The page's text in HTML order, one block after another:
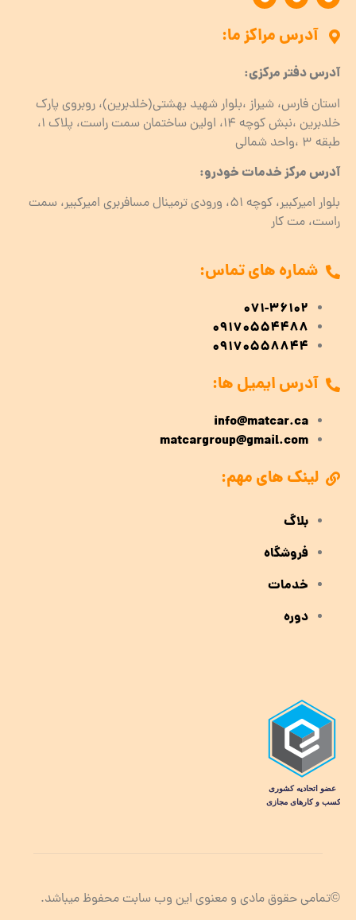
آدرس مراکز ما:
آدرس دفتر مرکزی:
استان فارس، شیراز ،بلوار شهید بهشتی(خلدبرین)، روبروی پارک
خلدبرین ،نبش کوچه ۱۴، اولین ساختمان سمت راست، پلاک 1،
طبقه ۳ ،واحد شمالی
آدرس مرکز خدمات خودرو:
بلوار امیرکبیر، کوچه 51، ورودی ترمینال مسافربری امیرکبیر، سمت
راست، مت کار
شماره های تماس:
071-36102
09170554488
09170558844
آدرس ایمیل ها:
info@matcar.ca
matcargroup@gmail.com
لینک های مهم:
بلاگ
فروشگاه
خدمات
دوره
©تمامی حقوق مادی و معنوی این وب سابت محفوظ میباشد.